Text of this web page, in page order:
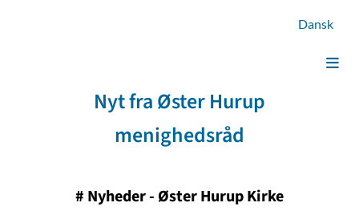
Dansk
Nyt fra Øster Hurup
menighedsråd
# Nyheder - Øster Hurup Kirke